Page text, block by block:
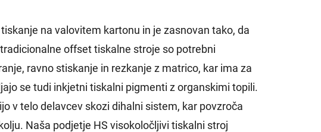
na valovitem kartonu in je zasnovan tako, da
offset tiskalne stroje so potrebni
ravno stiskanje in rezkanje z matrico, kar ima za
se tudi inkjetni tiskalni pigmenti z organskimi topili.
v telo delavcev skozi dihalni sistem, kar povzroča
Naša podjetje HS visokoločljivi tiskalni stroj